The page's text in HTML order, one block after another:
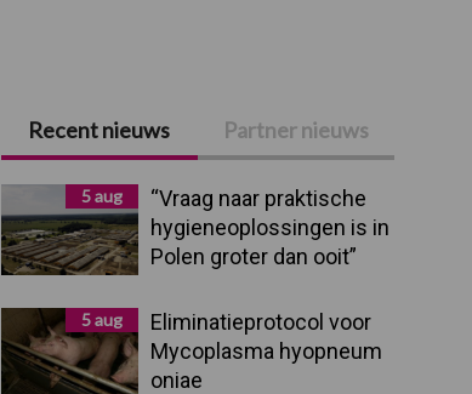
Primaire
Sidebar
Recent nieuws Partner nieuws
5 aug
“Vraag naar praktische
hygieneoplossingen is in
Polen groter dan ooit”
5 aug
Eliminatieprotocol voor
Mycoplasma hyopneum
oniae